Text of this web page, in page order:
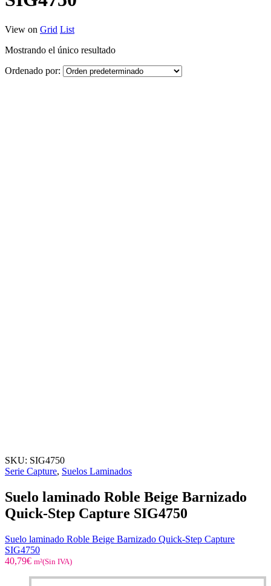
View on Grid List
Mostrando el único resultado
Ordenado por:
SKU: SIG4750
Serie Capture, Suelos Laminados
Suelo laminado Roble Beige Barnizado
Quick-Step Capture SIG4750
Suelo laminado Roble Beige Barnizado Quick-Step Capture
SIG4750
40,79€ m²(Sin IVA)